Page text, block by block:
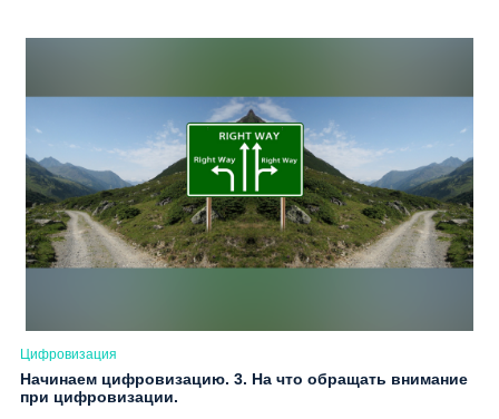
Цифровизация
Начинаем цифровизацию. 3. На что обращать внимание
при цифровизации.